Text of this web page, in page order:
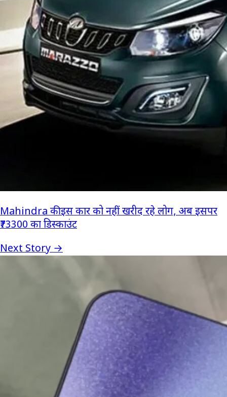
Mahindra की इस कार को नहीं खरीद रहे लोग, अब इसपर
₹73300 का डिस्काउंट
Next Story →